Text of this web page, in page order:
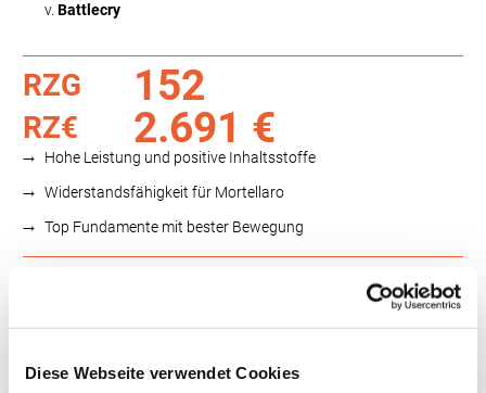
Diese Webseite verwendet Cookies
v. Battlecry
RZG 152
RZ€ 2.691 €
Hohe Leistung und positive Inhaltsstoffe
Widerstandsfähigkeit für Mortellaro
Top Fundamente mit bester Bewegung
RZS